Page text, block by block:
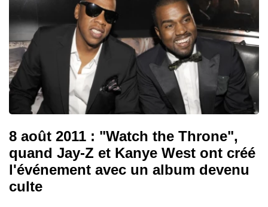
8 août 2011 : "Watch the Throne",
quand Jay-Z et Kanye West ont créé
l'événement avec un album devenu
culte